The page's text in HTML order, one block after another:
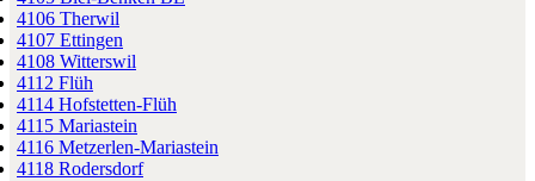
4106 Therwil
4107 Ettingen
4108 Witterswil
4112 Flüh
4114 Hofstetten-Flüh
4115 Mariastein
4116 Metzerlen-Mariastein
4118 Rodersdorf